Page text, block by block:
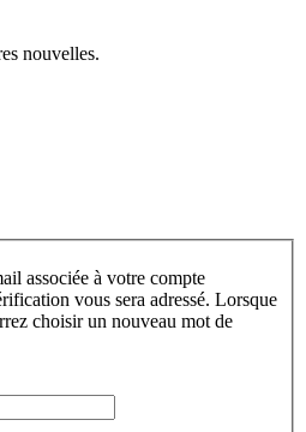
nouvelles.
associée à votre compte
vous sera adressé. Lorsque
choisir un nouveau mot de